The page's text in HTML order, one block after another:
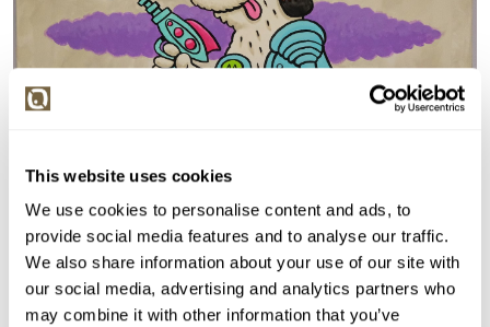
This website uses cookies
We use cookies to personalise content and ads, to
provide social media features and to analyse our traffic.
We also share information about your use of our site with
our social media, advertising and analytics partners who
may combine it with other information that you’ve